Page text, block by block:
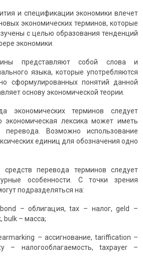
и спецификации экономики влечет
экономических терминов, которые
с целью образования тенденций
экономики.
представляют собой слова и
языка, которые употребляются
сформулированных понятий данной
основу экономической теории.
экономических терминов следует
экономическая лексика может иметь
перевода. Возможно использование
единиц для обозначения одно
перевода терминов следует
особенности. С точки зрения
подразделяться на:
– облигация, tax – налог, geld –
bulk – масса;
– ассигнование, tariffication –
– налогооблагаемость, taxpayer –